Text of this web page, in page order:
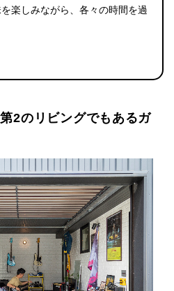
楽しみながら、各々の時間を過
2のリビングでもあるガ